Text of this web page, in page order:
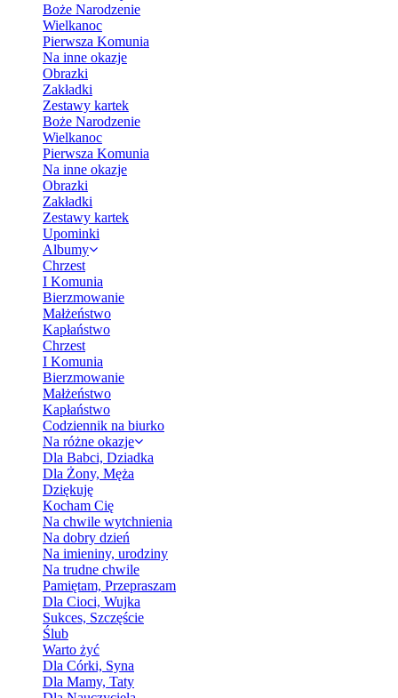
Boże Narodzenie
Wielkanoc
Pierwsza Komunia
Na inne okazje
Obrazki
Zakładki
Zestawy kartek
Boże Narodzenie
Wielkanoc
Pierwsza Komunia
Na inne okazje
Obrazki
Zakładki
Zestawy kartek
Upominki
Albumy
Chrzest
I Komunia
Bierzmowanie
Małżeństwo
Kapłaństwo
Chrzest
I Komunia
Bierzmowanie
Małżeństwo
Kapłaństwo
Codziennik na biurko
Na różne okazje
Dla Babci, Dziadka
Dla Żony, Męża
Dziękuję
Kocham Cię
Na chwile wytchnienia
Na dobry dzień
Na imieniny, urodziny
Na trudne chwile
Pamiętam, Przepraszam
Dla Cioci, Wujka
Sukces, Szczęście
Ślub
Warto żyć
Dla Córki, Syna
Dla Mamy, Taty